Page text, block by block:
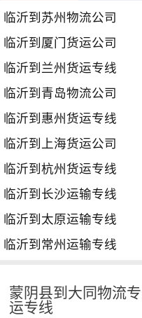
临沂到苏州物流公司
临沂到厦门货运公司
临沂到兰州货运专线
临沂到青岛物流公司
临沂到惠州货运专线
临沂到上海货运公司
临沂到杭州货运专线
临沂到长沙运输专线
临沂到太原运输专线
临沂到常州运输专线
蒙阴县到大同物流
运专线